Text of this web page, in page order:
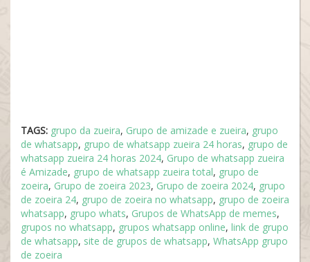
TAGS: grupo da zueira, Grupo de amizade e zueira, grupo
de whatsapp, grupo de whatsapp zueira 24 horas, grupo de
whatsapp zueira 24 horas 2024, Grupo de whatsapp zueira
é Amizade, grupo de whatsapp zueira total, grupo de
zoeira, Grupo de zoeira 2023, Grupo de zoeira 2024, grupo
de zoeira 24, grupo de zoeira no whatsapp, grupo de zoeira
whatsapp, grupo whats, Grupos de WhatsApp de memes,
grupos no whatsapp, grupos whatsapp online, link de grupo
de whatsapp, site de grupos de whatsapp, WhatsApp grupo
de zoeira